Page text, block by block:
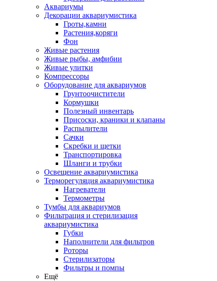
Аквариумы
Декорации аквариумистика
Гроты,камни
Растения,коряги
Фон
Живые растения
Живые рыбы, амфибии
Живые улитки
Компрессоры
Оборудование для аквариумов
Грунтоочистители
Кормушки
Полезный инвентарь
Присоски, краники и клапаны
Распылители
Сачки
Скребки и щетки
Транспортировка
Шланги и трубки
Освещение аквариумистика
Терморегуляция аквариумистика
Нагреватели
Термометры
Тумбы для аквариумов
Фильтрация и стерилизация
аквариумистика
Губки
Наполнители для фильтров
Роторы
Стерилизаторы
Фильтры и помпы
Ещё